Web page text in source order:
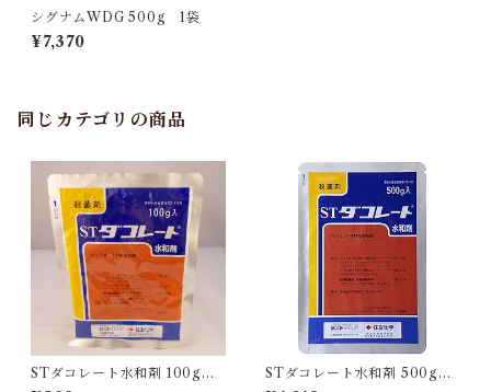
シグナムWDG 500g 1袋
¥7,370
同じカテゴリの商品
STダコレート水和剤 100g 1
STダコレート水和剤 500g 1